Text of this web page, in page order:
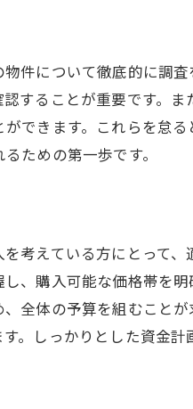
件について徹底的に調査
することが重要です。ま
できます。これらを怠る
ための第一歩です。
考えている方にとって、
、購入可能な価格帯を
全体の予算を組むことが
。しっかりとした資金計